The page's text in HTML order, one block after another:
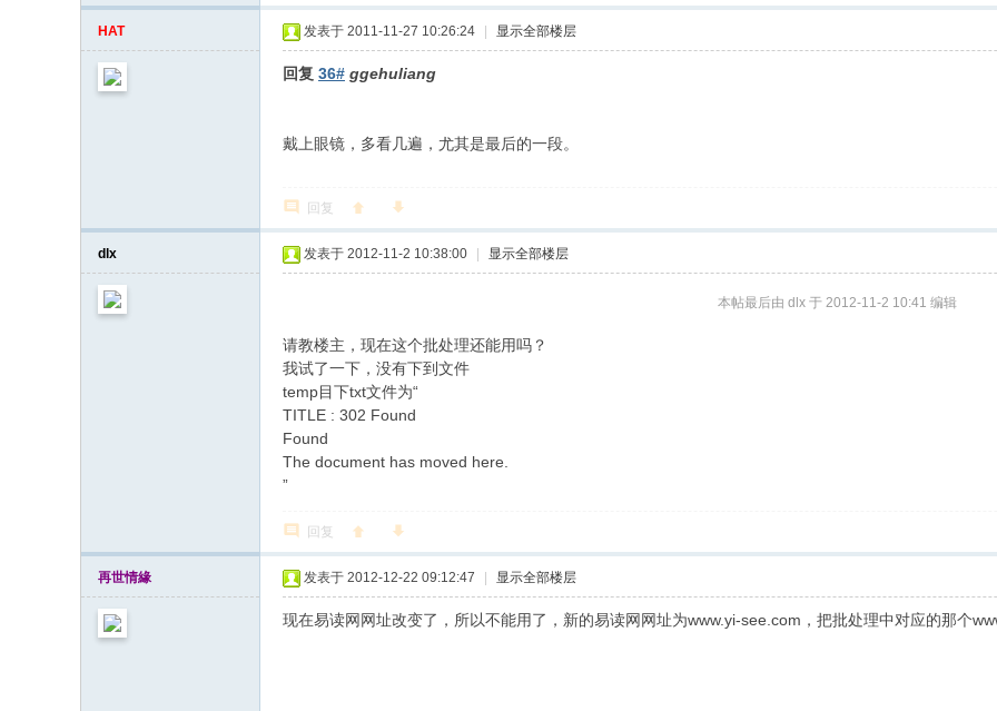
HAT 发表于 2011-11-27 10:26:24 显示全部楼层
回复 36# ggehuliang
戴上眼镜，多看几遍，尤其是最后的一段。
回复
dlx 发表于 2012-11-2 10:38:00 显示全部楼层
本帖最后由 dlx 于 2012-11-2 10:41 编辑
请教楼主，现在这个批处理还能用吗？
我试了一下，没有下到文件
temp目下txt文件为“
TITLE : 302 Found
Found
The document has moved here.
”
回复
再世情緣 发表于 2012-12-22 09:12:47 显示全部楼层
现在易读网网址改变了，所以不能用了，新的易读网网址为www.yi-see.com，把批处理中对应的那个